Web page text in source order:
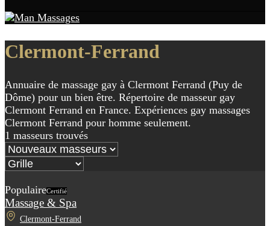
Clermont-Ferrand
Annuaire de massage gay à Clermont Ferrand (Puy de
Dôme) pour un bien être. Répertoire de masseur gay
Clermont Ferrand en France. Expériences gay massages
Clermont Ferrand pour homme seulement.
1 masseurs trouvés
PopulaireCertifié
Massage & Spa
Clermont-Ferrand